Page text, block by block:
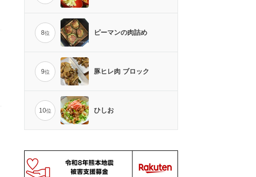
8位 ピーマンの肉詰め
9位 豚ヒレ肉 ブロック
10位 ひしお